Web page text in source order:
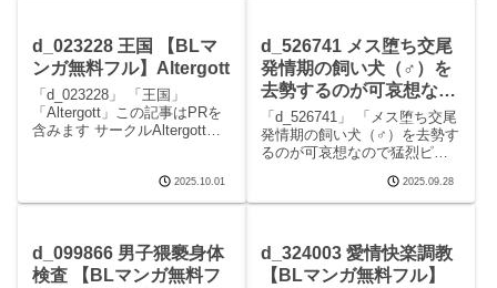
画像1人妻ビッチフッカーズ 画
d_023228 王国 【BLマ
ンガ無料フル】Altergott
「d_023228」 「王国」
「Altergott」この記事はPRを
含みます サークルAltergottの
ン王国 画像1続きを読む
d_023228 王国の概要・あらす
2025.10.01
d_526741 メス堕ち交尾
発情期の飼い犬（♂）を
去勢するのが可哀想なの
で猛烈ピストンでいっそ
のことメスにしたら…？
【BLマンガ無料フル】
新生フロンティア（新生
ロリショタ）
「d_526741」 「メス堕ち交尾
発情期の飼い犬（♂）を去勢す
るのが可哀想なので猛烈ピス
たら…？」「新生フロンティ
ア（新生ロリショタ）」この
新生フロンティア（新生ロリ
ショタ）のエロ
2025.09.28
d_099866 男子猥褻身体
検査 【BLマンガ無料フ
d_324003 愛情快楽調教
【BLマンガ無料フル】